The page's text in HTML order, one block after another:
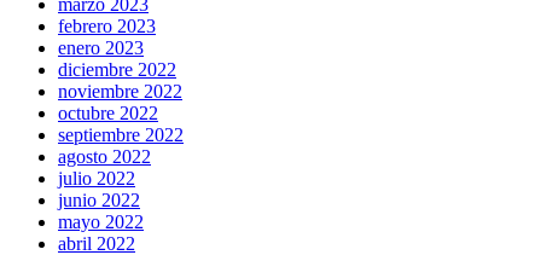
febrero 2023
enero 2023
diciembre 2022
noviembre 2022
octubre 2022
septiembre 2022
agosto 2022
julio 2022
junio 2022
mayo 2022
abril 2022